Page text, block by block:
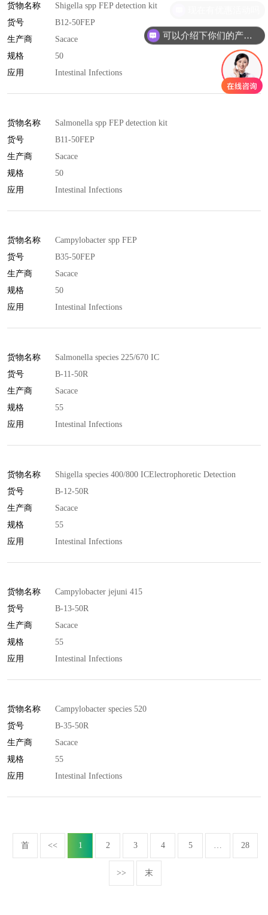
货物名称
Shigella spp FEP detection kit
货号
B12-50FEP
生产商
Sacace
规格
50
应用
Intestinal Infections
货物名称
Salmonella spp FEP detection kit
货号
B11-50FEP
生产商
Sacace
规格
50
应用
Intestinal Infections
货物名称
Campylobacter spp FEP
货号
B35-50FEP
生产商
Sacace
规格
50
应用
Intestinal Infections
货物名称
Salmonella species 225/670 IC
货号
B-11-50R
生产商
Sacace
规格
55
应用
Intestinal Infections
货物名称
Shigella species 400/800 ICElectrophoretic Detection
货号
B-12-50R
生产商
Sacace
规格
55
应用
Intestinal Infections
货物名称
Campylobacter jejuni 415
货号
B-13-50R
生产商
Sacace
规格
55
应用
Intestinal Infections
货物名称
Campylobacter species 520
货号
B-35-50R
生产商
Sacace
规格
55
应用
Intestinal Infections
首 << 1 2 3 4 5 28
>> 末
可以介绍下你们的产品么